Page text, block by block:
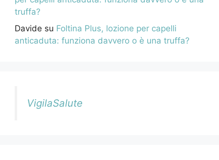
truffa?
Davide su Foltina Plus, lozione per capelli
anticaduta: funziona davvero o è una truffa?
VigilaSalute